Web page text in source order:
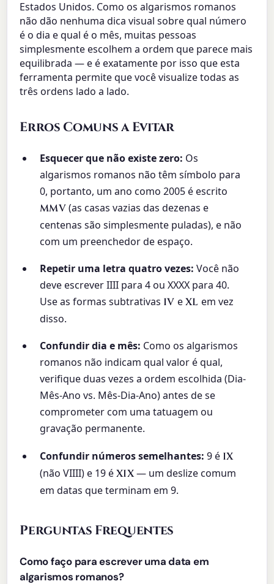
Estados Unidos. Como os algarismos romanos
não dão nenhuma dica visual sobre qual número
é o dia e qual é o mês, muitas pessoas
simplesmente escolhem a ordem que parece mais
equilibrada — e é exatamente por isso que esta
ferramenta permite que você visualize todas as
três ordens lado a lado.
Erros Comuns a Evitar
Esquecer que não existe zero: Os
algarismos romanos não têm símbolo para
0, portanto, um ano como 2005 é escrito
MMV(as casas vazias das dezenas e
centenas são simplesmente puladas), e não
com um preenchedor de espaço.
Repetir uma letra quatro vezes: Você não
deve escrever IIII para 4 ou XXXX para 40.
Use as formas subtrativas IV eXL em vez
disso.
Confundir dia e mês: Como os algarismos
romanos não indicam qual valor é qual,
verifique duas vezes a ordem escolhida (Dia-
Mês-Ano vs. Mês-Dia-Ano) antes de se
comprometer com uma tatuagem ou
gravação permanente.
Confundir números semelhantes: 9 é IX
(não VIIII) e 19 éXIX— um deslize comum
em datas que terminam em 9.
Perguntas Frequentes
Como faço para escrever uma data em
algarismos romanos?